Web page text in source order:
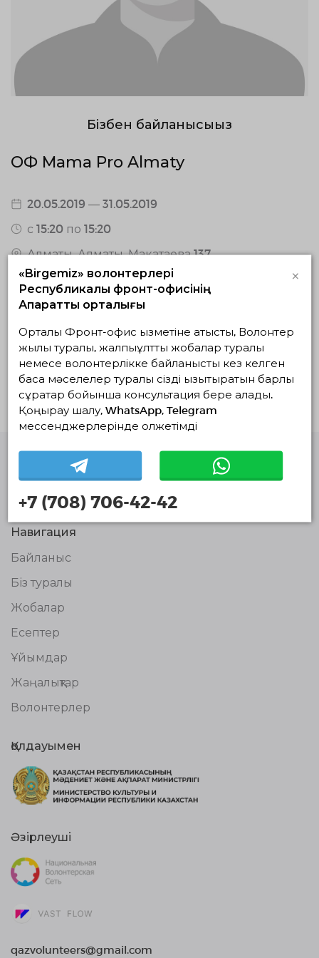
Бізбен байланысыңыз
ОФ Mama Pro Almaty
20.05.2019 — 31.05.2019
с 15:20 по 15:20
Алматы, Алматы, Макатаева 137
0 / 4 қабылдаған волонтерлар
0 жауап қайтарған волонтерлар
Жоба туралы
Обучение в Тренинговом Центре женщин,
воспитывающих детей с особыми
потребностями.
Волонтерлердің
платформасы
© Волонтерлердің біріңғай платформасы 2018-2026
Навигация
Байланыс
Біз туралы
Жобалар
Есептер
Ұйымдар
Жаңалықтар
Волонтерлер
Қолдауымен
Әзірлеуші
qazvolunteers@gmail.com
«Birgemiz» волонтерлері
Республикалық фронт-офисінің
Ақпараттық орталығы
×
Орталық Фронт-офис қызметіне қатысты, Волонтер
жылы туралы, жалпыұлттық жобалар туралы
немесе волонтерлікке байланысты кез келген
басқа мәселелер туралы сізді қызықтыратын барлық
сұрақтар бойынша консультация бере алады.
Қоңырау шалу, WhatsApp, Telegram
мессенджерлерінде қолжетімді
+7 (708) 706-42-42